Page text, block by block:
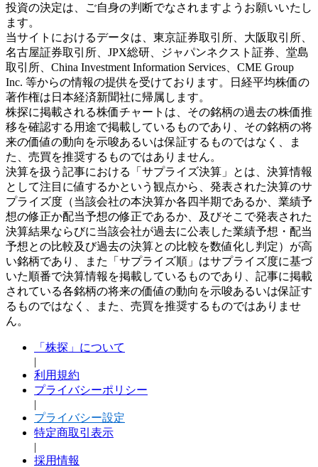
投資の決定は、ご自身の判断でなされますようお願いいたし
ます。
当サイトにおけるデータは、東京証券取引所、大阪取引所、
名古屋証券取引所、JPX総研、ジャパンネクスト証券、堂島
取引所、China Investment Information Services、CME Group
Inc. 等からの情報の提供を受けております。日経平均株価の
著作権は日本経済新聞社に帰属します。
株探に掲載される株価チャートは、その銘柄の過去の株価推
移を確認する用途で掲載しているものであり、その銘柄の将
来の価値の動向を示唆あるいは保証するものではなく、ま
た、売買を推奨するものではありません。
決算を扱う記事における「サプライズ決算」とは、決算情報
として注目に値するかという観点から、発表された決算のサ
プライズ度（当該会社の本決算か各四半期であるか、業績予
想の修正か配当予想の修正であるか、及びそこで発表された
決算結果ならびに当該会社が過去に公表した業績予想・配当
予想との比較及び過去の決算との比較を数値化し判定）が高
い銘柄であり、また「サプライズ順」はサプライズ度に基づ
いた順番で決算情報を掲載しているものであり、記事に掲載
されている各銘柄の将来の価値の動向を示唆あるいは保証す
るものではなく、また、売買を推奨するものではありませ
ん。
「株探」について
|
利用規約
プライバシーポリシー
|
プライバシー設定
特定商取引表示
|
採用情報